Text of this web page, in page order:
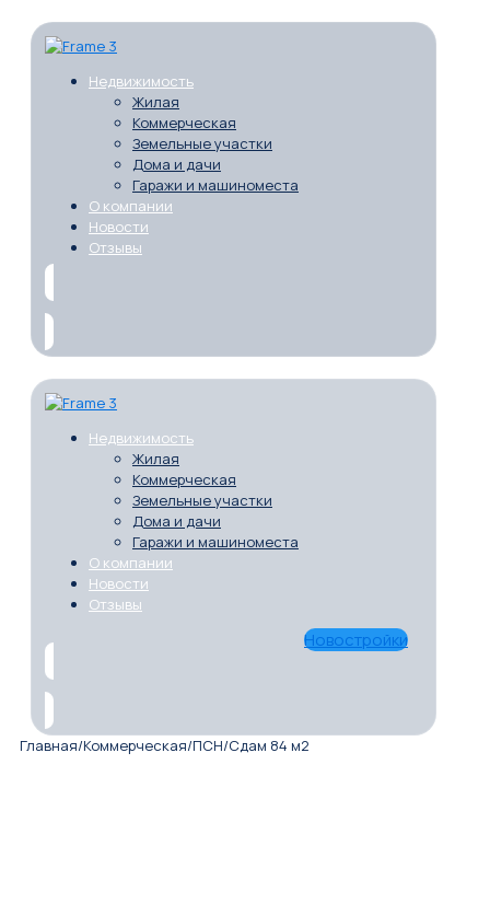
Недвижимость
Жилая
Коммерческая
Земельные участки
Дома и дачи
Гаражи и машиноместа
О компании
Новости
Отзывы
Недвижимость
Жилая
Коммерческая
Земельные участки
Дома и дачи
Гаражи и машиноместа
О компании
Новости
Отзывы
Новостройки
Главная/Коммерческая/ПСН/Сдам 84 м2